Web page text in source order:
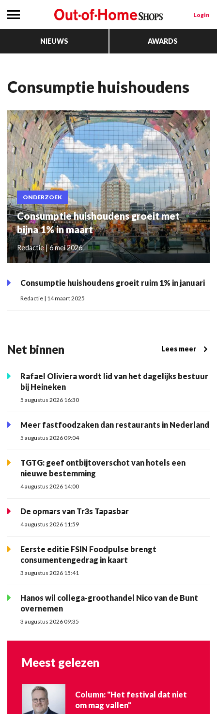
Login
NIEUWS AWARDS
consumptie huishoudens
ONDERZOEK
Consumptie huishoudens groeit met
bijna 1% in maart
Redactie | 6 mei 2026
Consumptie huishoudens groeit ruim 1% in januari
Redactie | 14 maart 2025
Net binnen Lees meer
Rafael Oliviera wordt lid van het dagelijks bestuur
bij Heineken
5 augustus 2026 16:30
Meer fastfoodzaken dan restaurants in Nederland
5 augustus 2026 09:04
TGTG: geef ontbijtoverschot van hotels een
nieuwe bestemming
4 augustus 2026 14:00
De opmars van Tr3s Tapasbar
4 augustus 2026 11:59
Eerste editie FSIN Foodpulse brengt
consumentengedrag in kaart
3 augustus 2026 15:41
Hanos wil collega-groothandel Nico van de Bunt
overnemen
3 augustus 2026 09:35
Meest gelezen
Column: "Het festival dat niet
om mag vallen"